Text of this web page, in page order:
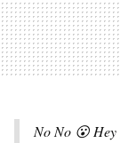
No No 😮 Hey